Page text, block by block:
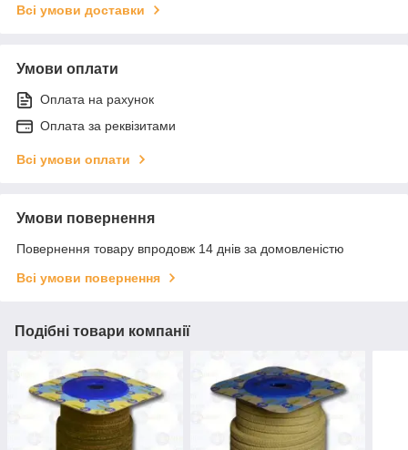
Всі умови доставки
Умови оплати
Оплата на рахунок
Оплата за реквізитами
Всі умови оплати
Умови повернення
Повернення товару впродовж 14 днів за домовленістю
Всі умови повернення
Подібні товари компанії